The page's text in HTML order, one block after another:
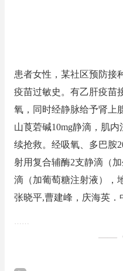
患者女性，某社区预防接
疫苗过敏史。有乙肝疫苗
氧，同时经静脉给予肾上
山莨菪碱10mg静滴，肌
续抢救。经吸氧、多巴胺
射用复合辅酶2支静滴（
滴（加葡萄糖注射液），
张晓平,曹建峰，庆海英．
……
——